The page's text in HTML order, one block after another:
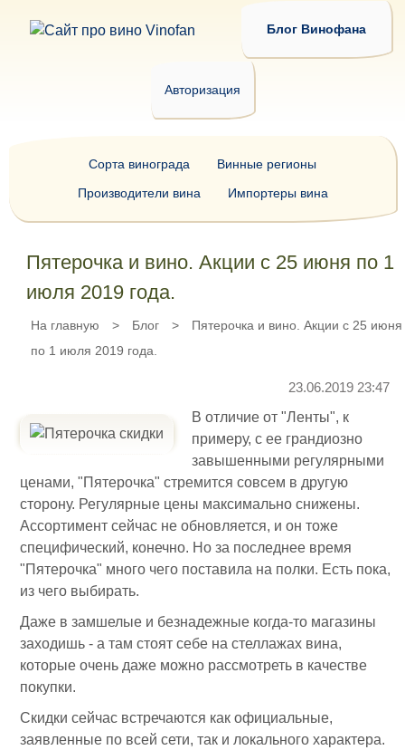
Блог Винофана
Авторизация
Пятерочка и вино. Акции с 25 июня по 1
июля 2019 года.
На главную > Блог >
Пятерочка и вино. Акции с 25 июня
по 1 июля 2019 года.
23.06.2019 23:47
В отличие от "Ленты", к
примеру, с ее грандиозно
завышенными регулярными
ценами, "Пятерочка" стремится совсем в другую
сторону. Регулярные цены максимально снижены.
Ассортимент сейчас не обновляется, и он тоже
специфический, конечно. Но за последнее время
"Пятерочка" много чего поставила на полки. Есть пока,
из чего выбирать.
Даже в замшелые и безнадежные когда-то магазины
заходишь - а там стоят себе на стеллажах вина,
которые очень даже можно рассмотреть в качестве
покупки.
Скидки сейчас встречаются как официальные,
заявленные по всей сети, так и локального характера.
Сорта винограда
Винные регионы
Производители вина
Импортеры вина